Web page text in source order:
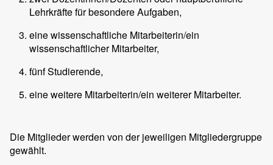
Lehrkräfte für besondere Aufgaben,
eine wissenschaftliche Mitarbeiterin/ein
wissenschaftlicher Mitarbeiter,
fünf Studierende,
eine weitere Mitarbeiterin/ein weiterer Mitarbeiter.
Die Mitglieder werden von der jeweiligen Mitgliedergruppe
gewählt.